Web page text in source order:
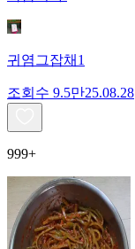
귀염그잡채1
조회수 9.5만25.08.28
999+